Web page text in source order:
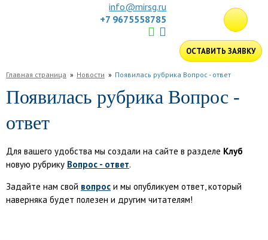
info@mirsg.ru
+7 9675558785
РОССИИ
ПО
МИРУ
ПОДБОР
ТУРА
ДЛЯ
КОМПАНИЙ
ОТЗЫВЫ
БЛОГ
КЛУБ
УСЛУГИ
ОСТАВИТЬ ЗАЯВКУ
Главная страница Новости Появилась рубрика Вопрос - ответ
Появилась рубрика Вопрос -
ответ
Для вашего удобства мы создали на сайте в разделе Клуб
новую рубрику Вопрос - ответ.
Задайте нам свой вопрос и мы опубликуем ответ, который
наверняка будет полезен и другим читателям!